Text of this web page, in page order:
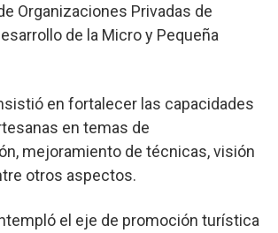
Organizaciones Privadas de
de la Micro y Pequeña
en fortalecer las capacidades
en temas de
mejoramiento de técnicas, visión
otros aspectos.
el eje de promoción turística